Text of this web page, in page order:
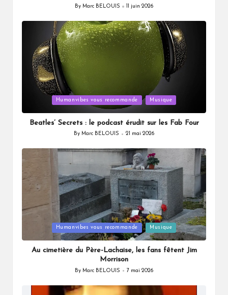
Posted
By Marc BELOUIS 11 juin 2026
Humanvibes vous recommande Musique
Beatles’ Secrets : le podcast érudit sur les Fab Four
Posted
By Marc BELOUIS 21 mai 2026
Humanvibes vous recommande Musique
Au cimetière du Père-Lachaise, les fans fêtent Jim
Morrison
Posted
By Marc BELOUIS 7 mai 2026